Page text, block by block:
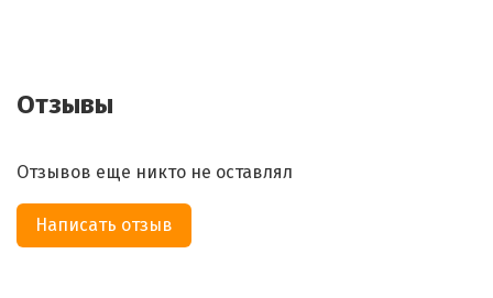
Отзывы
Отзывов еще никто не оставлял
Написать отзыв